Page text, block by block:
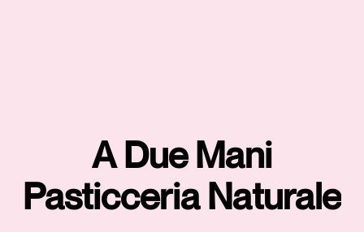
A Due Mani
Pasticceria Naturale